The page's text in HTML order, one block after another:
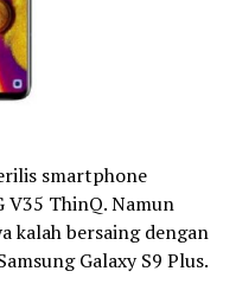
smartphone
V35 ThinQ. Namun
kalah bersaing dengan
Galaxy S9 Plus.